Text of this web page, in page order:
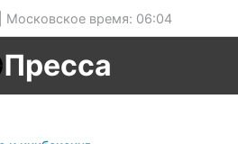
Московское время: 06:04
Пресса